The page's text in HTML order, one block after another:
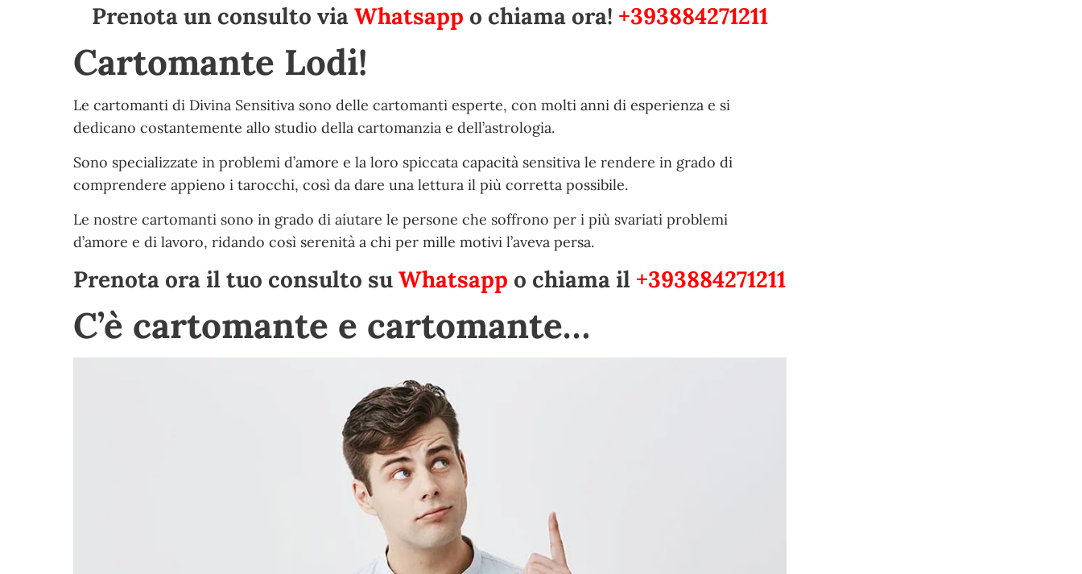
Prenota un consulto viaWhatsapp o chiama ora! +393884271211
Cartomante Lodi!
Le cartomanti di Divina Sensitiva sono delle cartomanti esperte, con molti anni di esperienza e si
dedicano costantemente allo studio della cartomanzia e dell’astrologia.
Sono specializzate in problemi d’amore e la loro spiccata capacità sensitiva le rendere in grado di
comprendere appieno i tarocchi, così da dare una lettura il più corretta possibile.
Le nostre cartomanti sono in grado di aiutare le persone che soffrono per i più svariati problemi
d’amore e di lavoro, ridando così serenità a chi per mille motivi l’aveva persa.
Prenota ora il tuo consulto suWhatsapp o chiama il +393884271211
C’è cartomante e cartomante…